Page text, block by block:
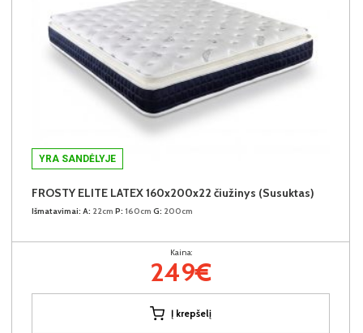
YRA SANDĖLYJE
FROSTY ELITE LATEX 160x200x22 čiužinys (Susuktas)
Išmatavimai: A: 22cm P: 160cm G: 200cm
Kaina:
249€
Į krepšelį